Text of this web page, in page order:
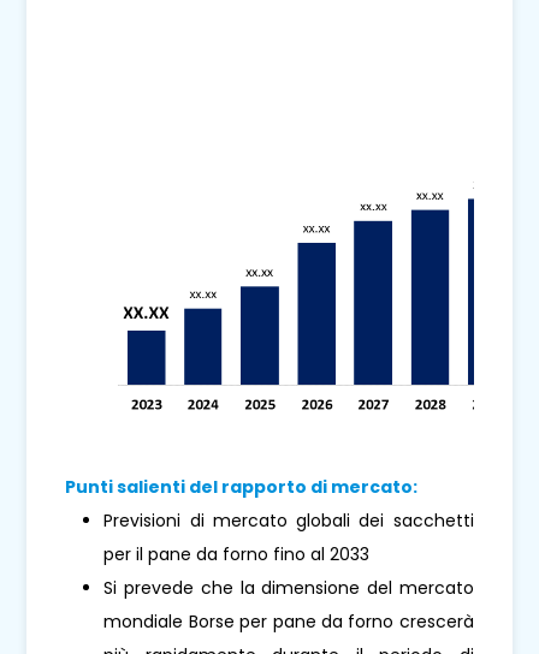
Punti salienti del rapporto di mercato:
Previsioni di mercato globali dei sacchetti
per il pane da forno fino al 2033
Si prevede che la dimensione del mercato
mondiale Borse per pane da forno crescerà